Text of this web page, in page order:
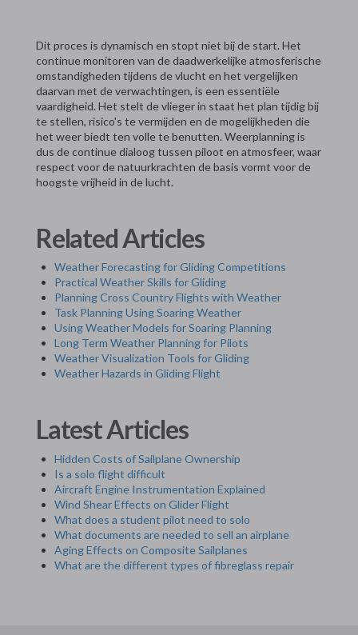
Dit proces is dynamisch en stopt niet bij de start. Het
continue monitoren van de daadwerkelijke atmosferische
omstandigheden tijdens de vlucht en het vergelijken
daarvan met de verwachtingen, is een essentiële
vaardigheid. Het stelt de vlieger in staat het plan tijdig bij
te stellen, risico's te vermijden en de mogelijkheden die
het weer biedt ten volle te benutten. Weerplanning is
dus de continue dialoog tussen piloot en atmosfeer, waar
respect voor de natuurkrachten de basis vormt voor de
hoogste vrijheid in de lucht.
Related Articles
Weather Forecasting for Gliding Competitions
Practical Weather Skills for Gliding
Planning Cross Country Flights with Weather
Task Planning Using Soaring Weather
Using Weather Models for Soaring Planning
Long Term Weather Planning for Pilots
Weather Visualization Tools for Gliding
Weather Hazards in Gliding Flight
Latest Articles
Hidden Costs of Sailplane Ownership
Is a solo flight difficult
Aircraft Engine Instrumentation Explained
Wind Shear Effects on Glider Flight
What does a student pilot need to solo
What documents are needed to sell an airplane
Aging Effects on Composite Sailplanes
What are the different types of fibreglass repair